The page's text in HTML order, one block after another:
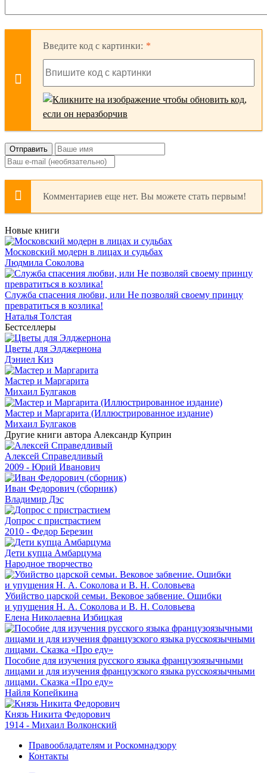
Введите код с картинки:
Отправить
Комментариев еще нет. Вы можете стать первым!
Новые книги
Московский модерн в лицах и судьбах
Людмила Соколова
Служба спасения любви, или Не позволяй своему принцу
превратиться в козлика!
Наталья Толстая
Бестселлеры
Цветы для Элджернона
Дэниел Киз
Мастер и Маргарита
Михаил Булгаков
Мастер и Маргарита (Иллюстрированное издание)
Михаил Булгаков
Другие книги автора Александр Куприн
Алексей Справедливый
2009 - Юрий Иванович
Иван Федорович (сборник)
Владимир Дэс
Допрос с пристрастием
2010 - Федор Березин
Дети купца Амбарцума
Народное творчество
Убийство царской семьи. Вековое забвение. Ошибки
и упущения Н. А. Соколова и В. Н. Соловьева
Елена Николаевна Избицкая
Пособие для изучения русского языка французоязычными
лицами и для изучения французского языка русскоязычными
лицами. Сказка «Про еду»
Найля Копейкина
Князь Никита Федорович
1914 - Михаил Волконский
Правообладателям и Роскомнадзору
Контакты